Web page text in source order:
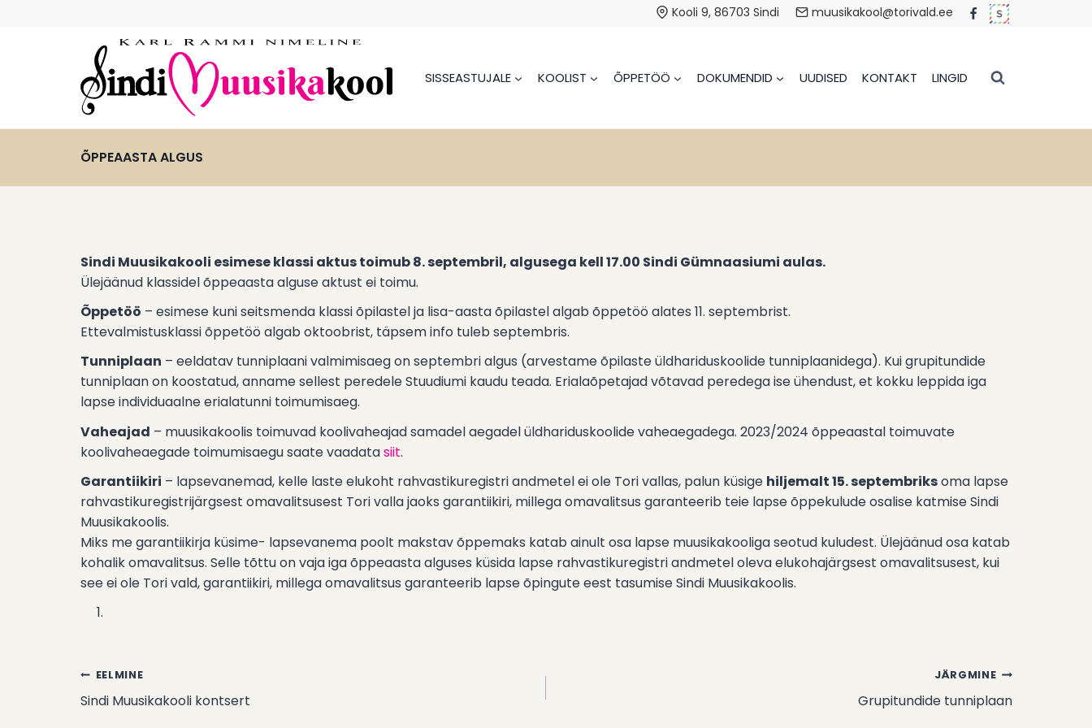
Kooli 9, 86703 Sindi muusikakool@torivald.ee
SISSEASTUJALE KOOLIST ÕPPETÖÖ DOKUMENDID UUDISED KONTAKT LINGID
ÕPPEAASTA ALGUS
Sindi Muusikakooli esimese klassi aktus toimub 8. septembril, algusega kell 17.00 Sindi Gümnaasiumi aulas.
Ülejäänud klassidel õppeaasta alguse aktust ei toimu.
Õppetöö – esimese kuni seitsmenda klassi õpilastel ja lisa-aasta õpilastel algab õppetöö alates 11. septembrist.
Ettevalmistusklassi õppetöö algab oktoobrist, täpsem info tuleb septembris.
Tunniplaan – eeldatav tunniplaani valmimisaeg on septembri algus (arvestame õpilaste üldhariduskoolide tunniplaanidega). Kui grupitundide
tunniplaan on koostatud, anname sellest peredele Stuudiumi kaudu teada. Erialaõpetajad võtavad peredega ise ühendust, et kokku leppida iga
lapse individuaalne erialatunni toimumisaeg.
Vaheajad – muusikakoolis toimuvad koolivaheajad samadel aegadel üldhariduskoolide vaheaegadega. 2023/2024 õppeaastal toimuvate
koolivaheaegade toimumisaegu saate vaadatasiit.
Garantiikiri – lapsevanemad, kelle laste elukoht rahvastikuregistri andmetel ei ole Tori vallas, palun küsige hiljemalt 15. septembriksoma lapse
rahvastikuregistrijärgsest omavalitsusest Tori valla jaoks garantiikiri, millega omavalitsus garanteerib teie lapse õppekulude osalise katmise Sindi
Muusikakoolis.
Miks me garantiikirja küsime- lapsevanema poolt makstav õppemaks katab ainult osa lapse muusikakooliga seotud kuludest. Ülejäänud osa katab
kohalik omavalitsus. Selle tõttu on vaja iga õppeaasta alguses küsida lapse rahvastikuregistri andmetel oleva elukohajärgsest omavalitsusest, kui
see ei ole Tori vald, garantiikiri, millega omavalitsus garanteerib lapse õpingute eest tasumise Sindi Muusikakoolis.
Navigeerimine
EELMINE
Sindi Muusikakooli kontsert
JÄRGMINE
Grupitundide tunniplaan